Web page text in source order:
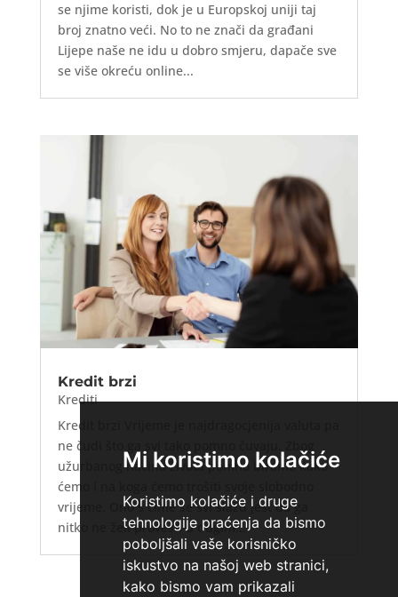
Mi koristimo kolačiće
Koristimo kolačiće i druge
tehnologije praćenja da bismo
poboljšali vaše korisničko
iskustvo na našoj web stranici,
kako bismo vam prikazali
se njime koristi, dok je u Europskoj uniji taj
broj znatno veći. No to ne znači da građani
Lijepe naše ne idu u dobro smjeru, dapače sve
se više okreću online...
Kredit brzi
Krediti
Kredit brzi Vrijeme je najdragocjenija valuta pa
ne čudi što ga svi tako pomno čuvaju. Zbog
užurbanog načina života pomno biramo kako
ćemo i na koga ćemo trošiti svoje slobodno
vrijeme. Ono s čime se svi slažu jest da ga
nitko ne želi provesti u dugim...